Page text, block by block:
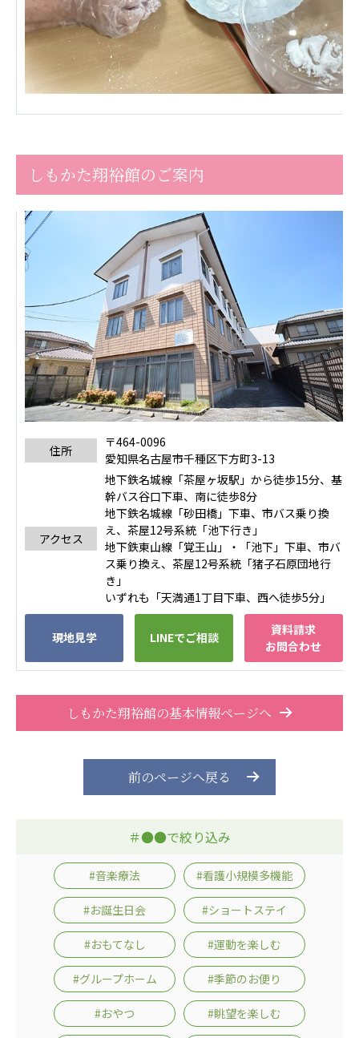
株式会社エネクト 株式会社 G.com R＆M
海外
海外グループ会社
共生（大連）商務諮詢有限公司
Angkor-Japan Friendship International
Hospital
クヴィアン小学校・カンボジア日本友好共生クヴ
ィアン中学校
カンボジア日本友好技術教育センター
NGO共生の家
G-COM JOINT STOCK COMPANY
海外子会社・合弁会社
瀋陽長者会
上海介護施設
広州谷豊園
しもかた翔裕館のご案内
住所
〒464-0096
愛知県名古屋市千種区下方町3-13
アクセス
地下鉄名城線「茶屋ヶ坂駅」から徒歩15分、基
幹バス谷口下車、南に徒歩8分
地下鉄名城線「砂田橋」下車、市バス乗り換
え、茶屋12号系統「池下行き」
地下鉄東山線「覚王山」・「池下」下車、市バ
ス乗り換え、茶屋12号系統「猪子石原団地行
き」
いずれも「天満通1丁目下車、西へ徒歩5分」
現地見学 LINEでご相談
資料請求
お問合わせ
しもかた翔裕館の基本情報ページへ
前のページへ戻る
＃●●で絞り込み
#音楽療法 #看護小規模多機能
#お誕生日会 #ショートステイ
#おもてなし #運動を楽しむ
#グループホーム #季節のお便り
#おやつ #眺望を楽しむ